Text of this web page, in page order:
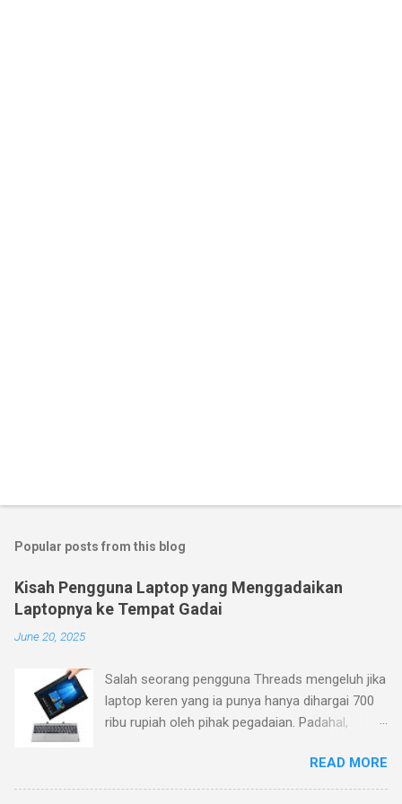
Popular posts from this blog
Kisah Pengguna Laptop yang Menggadaikan
Laptopnya ke Tempat Gadai
June 20, 2025
Salah seorang pengguna Threads mengeluh jika
laptop keren yang ia punya hanya dihargai 700
ribu rupiah oleh pihak pegadaian. Padahal,
jadul (pembelian Januari 2023), sementara ia
mengajukan barang ke pegadaian pada Januari
READ MORE